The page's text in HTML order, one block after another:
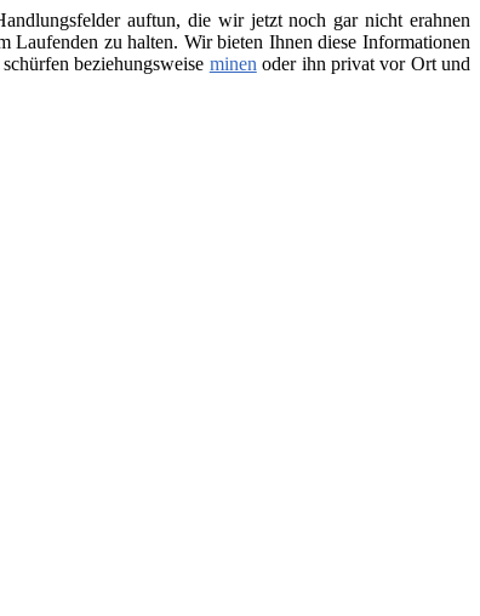
auftun, die wir jetzt noch gar nicht erahnen
Laufenden zu halten. Wir bieten Ihnen diese Informationen
beziehungsweise minenoder ihn privat vor Ort und